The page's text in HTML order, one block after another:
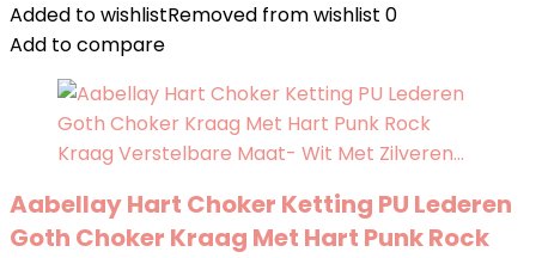
Added to wishlistRemoved from wishlist 0
Add to compare
Aabellay Hart Choker Ketting PU Lederen
Goth Choker Kraag Met Hart Punk Rock